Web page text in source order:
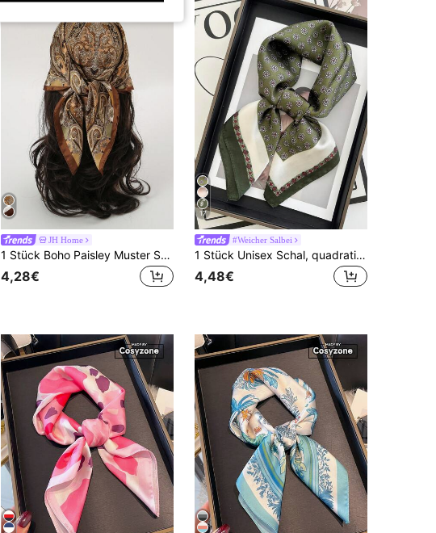
JH Home
1 Stück Boho Paisley Muster Seidentuch, Größe 27,5 Zoll x 27,5 Zoll, modisches Design, geeignet für den täglichen Gebrauch
4,28€
17
#Weicher Salbei
1 Stück Unisex Schal, quadratisches Stirnband, Kopftuch, Schal, Halstuch, Bandana, für Frauen
4,48€